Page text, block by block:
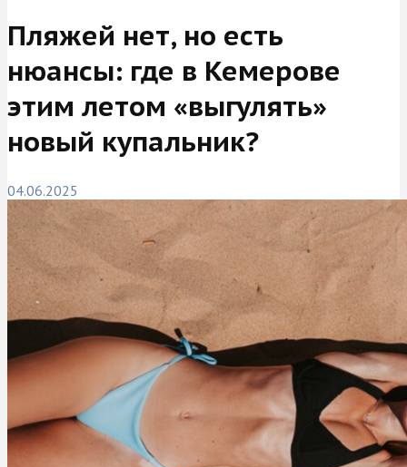
Пляжей нет, но есть
нюансы: где в Кемерове
этим летом «выгулять»
новый купальник?
04.06.2025